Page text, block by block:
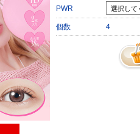
PWR
個数 4